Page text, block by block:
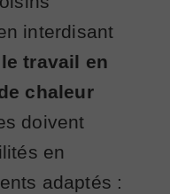
interdisant
le travail en
chaleur
doivent
en
adaptés :